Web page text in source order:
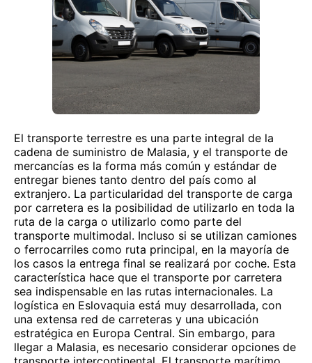
El transporte terrestre es una parte integral de la
cadena de suministro de Malasia, y el transporte de
mercancías es la forma más común y estándar de
entregar bienes tanto dentro del país como al
extranjero. La particularidad del transporte de carga
por carretera es la posibilidad de utilizarlo en toda la
ruta de la carga o utilizarlo como parte del
transporte multimodal. Incluso si se utilizan camiones
o ferrocarriles como ruta principal, en la mayoría de
los casos la entrega final se realizará por coche. Esta
característica hace que el transporte por carretera
sea indispensable en las rutas internacionales. La
logística en Eslovaquia está muy desarrollada, con
una extensa red de carreteras y una ubicación
estratégica en Europa Central. Sin embargo, para
llegar a Malasia, es necesario considerar opciones de